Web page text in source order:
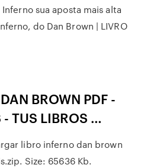
sua aposta mais alta
do Dan Brown | LIVRO
BROWN PDF -
- TUS LIBROS …
libro inferno dan brown
Size: 65636 Kb.